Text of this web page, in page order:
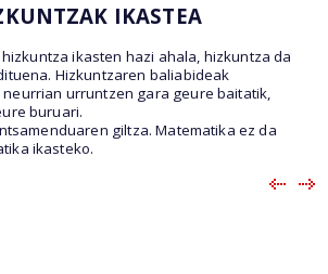
IKASTEA
ikasten hazi ahala, hizkuntza da
Hizkuntzaren baliabideak
urruntzen gara geure baitatik,
buruari.
giltza. Matematika ez da
ikasteko.